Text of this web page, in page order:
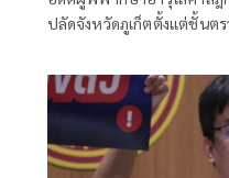
ปลัดจังหวัดภูเก็ตตั้งแต่ชั้นต
สิทธิฟ้องร้องต้องใช้โดยสุจริ
เรียนทุจริต